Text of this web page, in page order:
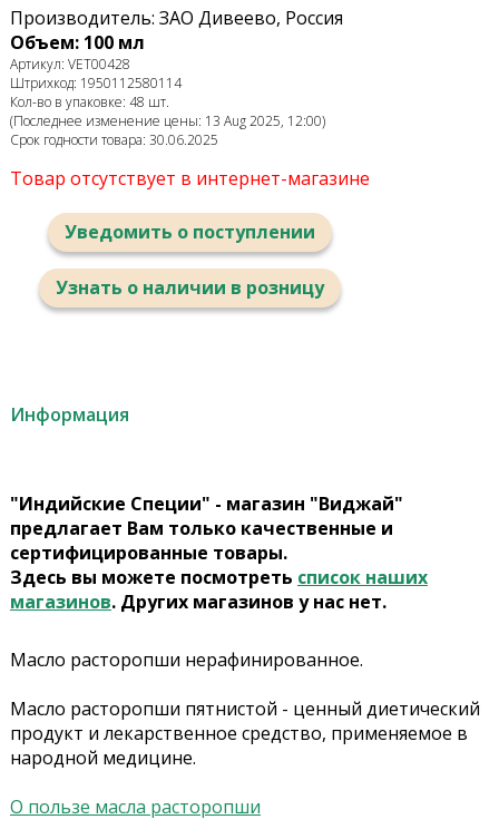
Производитель: ЗАО Дивеево, Россия
Объем: 100 мл
Артикул: VET00428
Штрихкод: 1950112580114
Кол-во в упаковке: 48 шт.
(Последнее изменение цены: 13 Aug 2025, 12:00)
Срок годности товара: 30.06.2025
Товар отсутствует в интернет-магазине
Уведомить о поступлении
Узнать о наличии в розницу
Информация
"Индийские Специи" - магазин "Виджай"
предлагает Вам только качественные и
сертифицированные товары.
Здесь вы можете посмотреть список наших
магазинов. Других магазинов у нас нет.
Масло расторопши нерафинированное.
Масло расторопши пятнистой - ценный диетический
продукт и лекарственное средство, применяемое в
народной медицине.
О пользе масла расторопши